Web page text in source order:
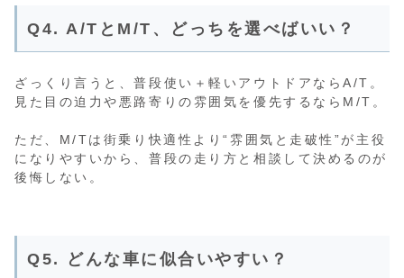
Q4. A/TとM/T、どっちを選べばいい？
ざっくり言うと、普段使い＋軽いアウトドアならA/T。
見た目の迫力や悪路寄りの雰囲気を優先するならM/T。
ただ、M/Tは街乗り快適性より“雰囲気と走破性”が主役
になりやすいから、普段の走り方と相談して決めるのが
後悔しない。
Q5. どんな車に似合いやすい？